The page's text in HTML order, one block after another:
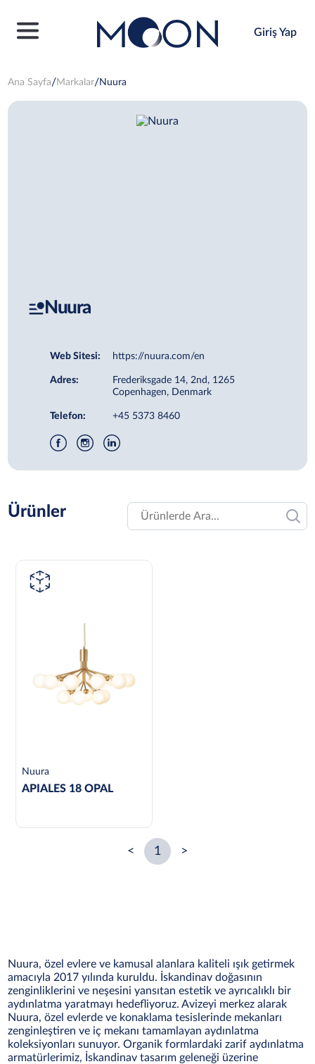
Giriş Yap
Ana Sayfa Markalar Nuura
Nuura
Web Sitesi: https://nuura.com/en
Adres:
Frederiksgade 14, 2nd, 1265
Copenhagen, Denmark
Telefon: +45 5373 8460
Ürünler
Nuura
APIALES 18 OPAL
< 1 >
Nuura, özel evlere ve kamusal alanlara kaliteli ışık getirmek
amacıyla 2017 yılında kuruldu. İskandinav doğasının
zenginliklerini ve neşesini yansıtan estetik ve ayrıcalıklı bir
aydınlatma yaratmayı hedefliyoruz. Avizeyi merkez alarak
Nuura, özel evlerde ve konaklama tesislerinde mekanları
zenginleştiren ve iç mekanı tamamlayan aydınlatma
koleksiyonları sunuyor. Organik formlardaki zarif aydınlatma
armatürlerimiz, İskandinav tasarım geleneği üzerine